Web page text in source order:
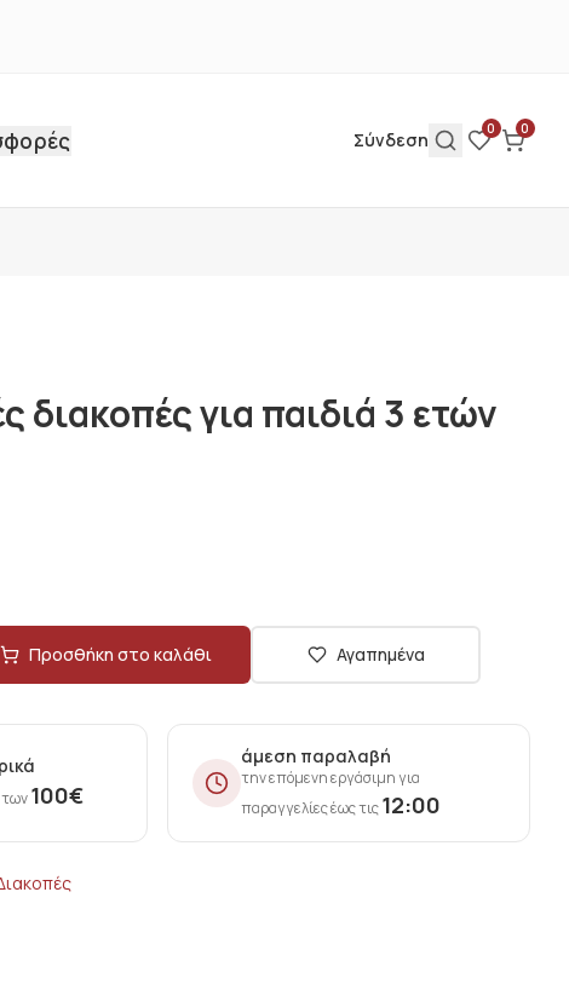
Σύνδεση
0 0
διακοπές για παιδιά 3 ετών
Προσθήκη στο καλάθι Αγαπημένα
των100€
άμεση παραλαβή
την επόμενη εργάσιμη για
παραγγελίες έως τις12:00